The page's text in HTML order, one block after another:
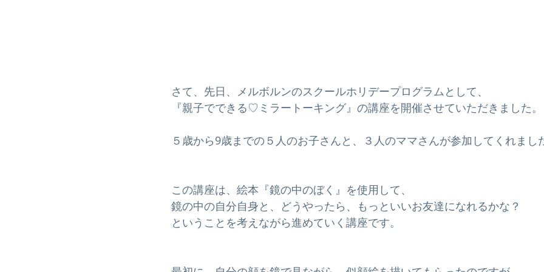
さて、先日、メルボルンのスクールホリデープログラムとして、
『親子でできる♡ミラートーキング』の講座を開催させていただきました。
５歳から9歳までの５人のお子さんと、３人のママさんが参加してくれま
この講座は、絵本『鏡の中のぼく』を使用して、
鏡の中の自分自身と、どうやったら、もっといいお友達になれるかな？
ということを考えながら進めていく講座です。